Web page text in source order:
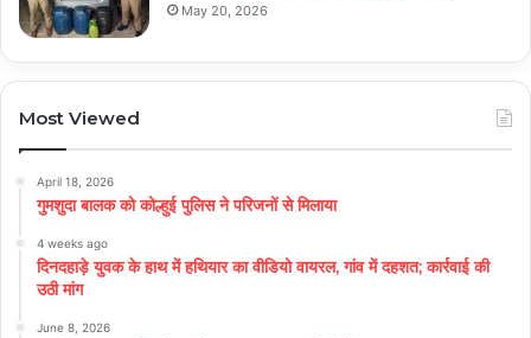
May 20, 2026
Most Viewed
April 18, 2026
गुमशुदा बालक को कोल्हुई पुलिस ने परिजनों से मिलाया
4 weeks ago
दिनदहाड़े युवक के हाथ में हथियार का वीडियो वायरल, गांव में दहशत; कार्रवाई की
उठी मांग
June 8, 2026